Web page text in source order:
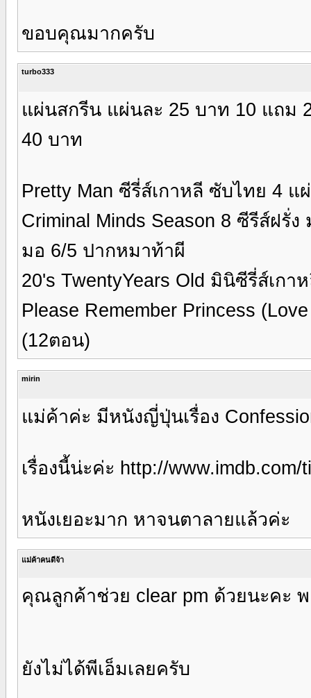
ขอบคุณมากครับ
turbo333
แผ่นสกรีน แผ่นละ 25 บาท 10 แถม
40 บาท
Pretty Man ซีรี่ส์เกาหลี ซับไทย 4 แ
Criminal Minds Season 8 ซีรีส์ฝรั่
มอ 6/5 ปากหมาท้าผี
20's TwentyYears Old มินิซีรี่ส์เก
Please Remember Princess
(12ตอน)
mirin
แม่ค้าค่ะ มีหนังญี่ปุ่นเรื่อง
เรื่องนี้น่ะค่ะ http://www.imdb.com/
หนังเยอะมาก หาจนตาลายแล้วค่ะ
แม่ค้าคนดีจ้า
คุณลูกค้าช่วย clear pm ด้วยนะคะ
ยังไม่ได้พีเอ็มเลยครับ